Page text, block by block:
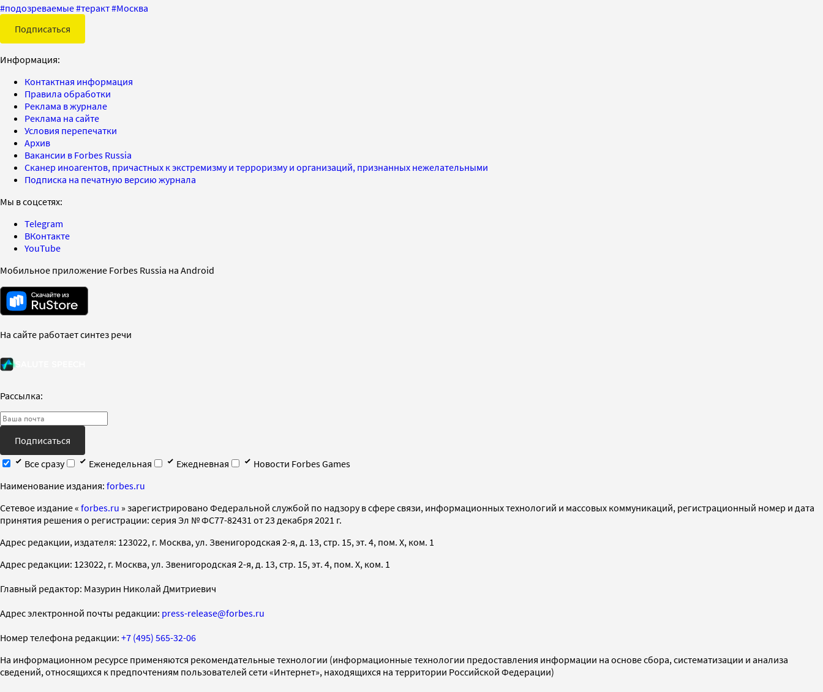
#подозреваемые#теракт#Москва
Подписаться
Информация:
Контактная информация
Правила обработки
Реклама в журнале
Реклама на сайте
Условия перепечатки
Архив
Вакансии в Forbes Russia
Сканер иноагентов, причастных к экстремизму и терроризму и организаций, признанных нежелательными
Подписка на печатную версию журнала
Мы в соцсетях:
Telegram
ВКонтакте
YouTube
Мобильное приложение Forbes Russia на Android
На сайте работает синтез речи
Рассылка:
Подписаться
Все сразу
Еженедельная Ежедневная
Новости Forbes Games
Наименование издания: forbes.ru
Cетевое издание « forbes.ru » зарегистрировано Федеральной службой по надзору в сфере связи, информационных технологий и массовых коммуникаций, регистрационный номер и дата
принятия решения о регистрации: серия Эл № ФС77-82431 от 23 декабря 2021 г.
Адрес редакции, издателя: 123022, г. Москва, ул. Звенигородская 2-я, д. 13, стр. 15, эт. 4, пом. X, ком. 1
Адрес редакции: 123022, г. Москва, ул. Звенигородская 2-я, д. 13, стр. 15, эт. 4, пом. X, ком. 1
Главный редактор: Мазурин Николай Дмитриевич
Адрес электронной почты редакции: press-release@forbes.ru
Номер телефона редакции: +7 (495) 565-32-06
На информационном ресурсе применяются рекомендательные технологии (информационные технологии предоставления информации на основе сбора, систематизации и анализа
сведений, относящихся к предпочтениям пользователей сети «Интернет», находящихся на территории Российской Федерации)